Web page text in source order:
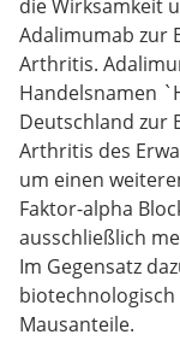
die Wirksamkeit
Adalimumab zur
Arthritis.
Handelsnamen
Deutschland zur
Arthritis des
um einen
Faktor-alpha
ausschließlich
Im Gegensatz
Mausanteile.